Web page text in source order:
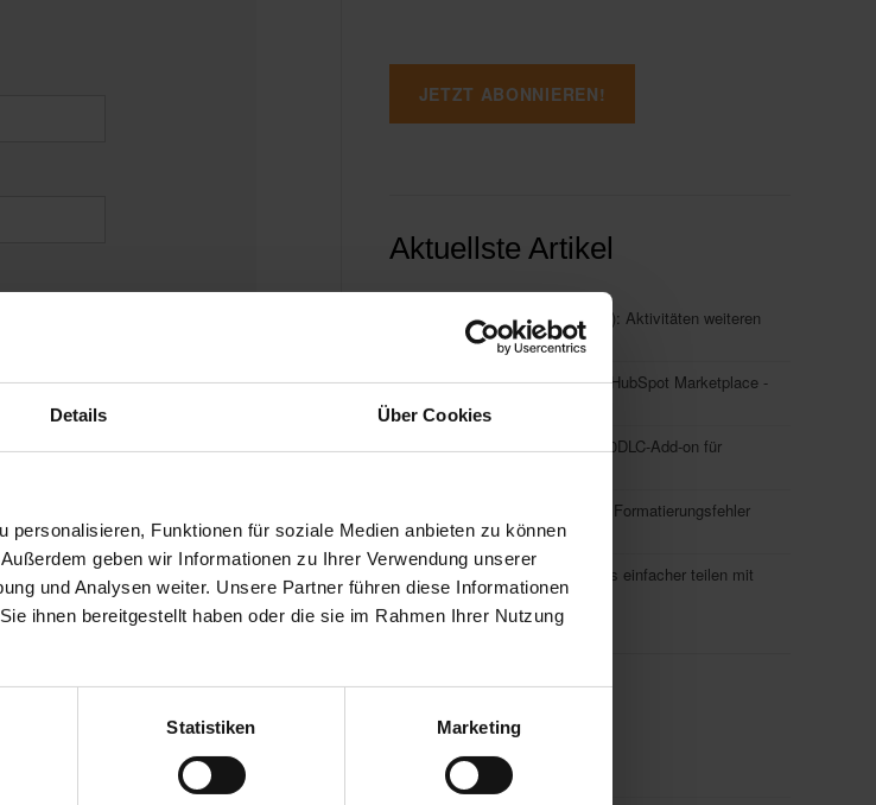
Details Über Cookies
personalisieren, Funktionen für soziale Medien anbieten zu können
geben wir Informationen zu Ihrer Verwendung unserer
und Analysen weiter. Unsere Partner führen diese Informationen
ihnen bereitgestellt haben oder die sie im Rahmen Ihrer Nutzung
Statistiken Marketing
und
Aktuellste Artikel
Hubspot Update (CRM-Plattform): Aktivitäten weiteren
Objekten zuordnen
HubSpot Update (Marketplace): HubSpot Marketplace -
Workflow-Vorlagen
HubSpot Update (Messaging): 10DLC-Add-on für
Hubspot Update (Datenqualität): Formatierungsfehler
gesammelt beheben
Hubspot Update (Videos): Videos einfacher teilen mit
neuem Menü
Integrationen